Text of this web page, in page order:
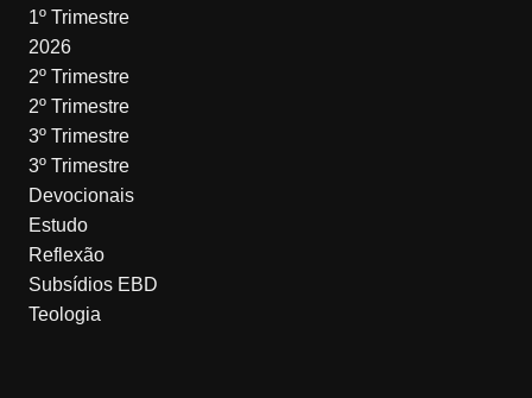
1º Trimestre
2026
2º Trimestre
2º Trimestre
3º Trimestre
3º Trimestre
Devocionais
Estudo
Reflexão
Subsídios EBD
Teologia